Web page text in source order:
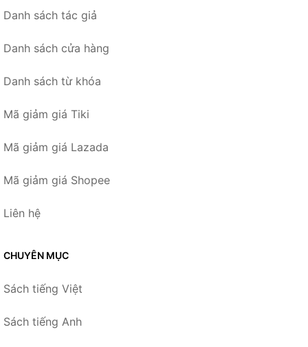
Danh sách tác giả
Danh sách cửa hàng
Danh sách từ khóa
Mã giảm giá Tiki
Mã giảm giá Lazada
Mã giảm giá Shopee
Liên hệ
CHUYÊN MỤC
Sách tiếng Việt
Sách tiếng Anh